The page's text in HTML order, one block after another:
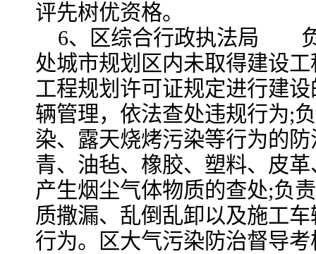
评先树优资格。
6、区综合行政执法局 负
处城市规划区内未取得建设
工程规划许可证规定进行建
辆管理，依法查处违规行为;
染、露天烧烤污染等行为的
青、油毡、橡胶、塑料、皮
产生烟尘气体物质的查处;负
质撒漏、乱倒乱卸以及施工
行为。区大气污染防治督导